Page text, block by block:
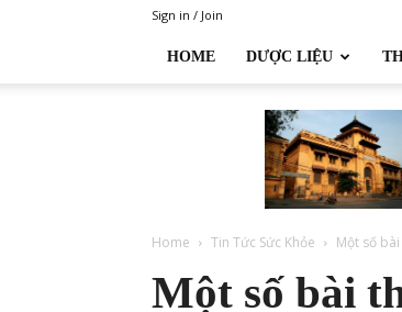
Sign in / Join
HOME DƯỢC LIỆU
Home Tin Tức Sức Khỏe Một số
Một số bài